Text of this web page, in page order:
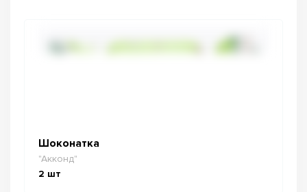
Шоконатка
"Акконд"
2 шт